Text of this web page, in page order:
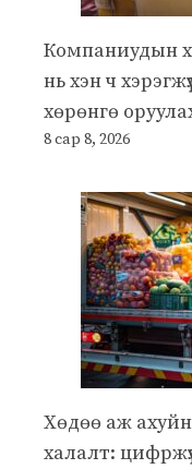
Компаниудын
нь хэн ч
хөрөнгө
8 сар 8, 2026
Хөдөө аж ахуйн
халалт: